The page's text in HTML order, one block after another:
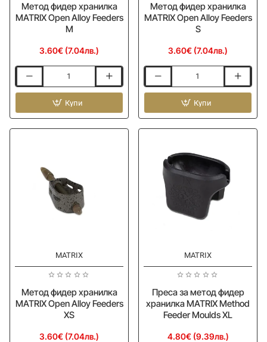
Метод фидер хранилка
MATRIX Open Alloy Feeders
М
3.60€ (7.04лв.)
фидер
хранилка
MATRIX
Open
Купи
Метод фидер хранилка
MATRIX Open Alloy Feeders
S
3.60€ (7.04лв.)
фидер
хранилка
MATRIX
Open
Купи
MATRIX
Метод фидер хранилка
MATRIX Open Alloy Feeders
XS
3.60€ (7.04лв.)
MATRIX
Преса за метод фидер
хранилка MATRIX Method
Feeder Moulds XL
4.80€ (9.39лв.)